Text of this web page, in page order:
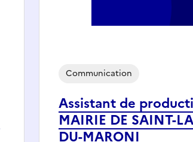
Assistant de
MAIRIE DE SAINT-
DU-MARONI
Communication